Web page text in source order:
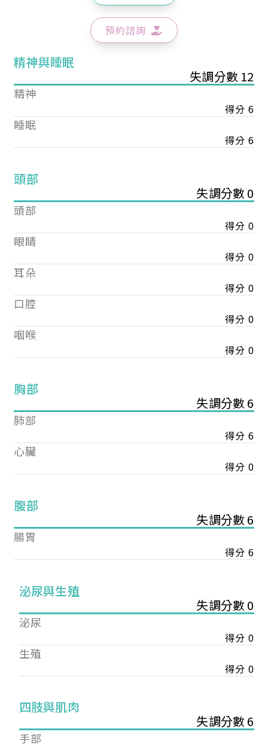
預約諮詢
精神與睡眠
失調分數 12
精神
得分 6
睡眠
得分 6
頭部
失調分數 0
頭部
得分 0
眼睛
得分 0
耳朵
得分 0
口腔
得分 0
咽喉
得分 0
胸部
失調分數 6
肺部
得分 6
心臟
得分 0
腹部
失調分數 6
腸胃
得分 6
泌尿與生殖
失調分數 0
泌尿
得分 0
生殖
得分 0
四肢與肌肉
失調分數 6
手部
您已成功送出會員申請
您好，您的會員申請，已成功送出，經本協會理事